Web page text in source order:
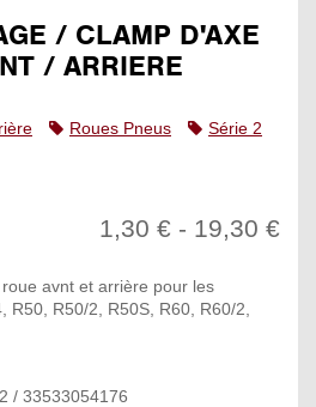
/ CLAMP D'AXE
/ ARRIERE
Roues Pneus
Série 2
1,30 € - 19,30 €
avnt et arrière pour les
R50, R50/2, R50S, R60, R60/2,
/ 33533054176